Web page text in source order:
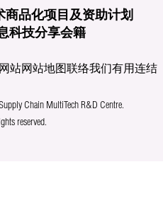
商品化项目及资助计划
科技分享会籍
站网站地图联络我们有用连结
Chain MultiTech R&D Centre.
reserved.